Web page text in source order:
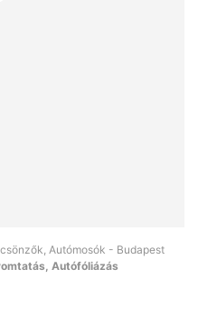
Autómosók - Budapest
Autófóliázás